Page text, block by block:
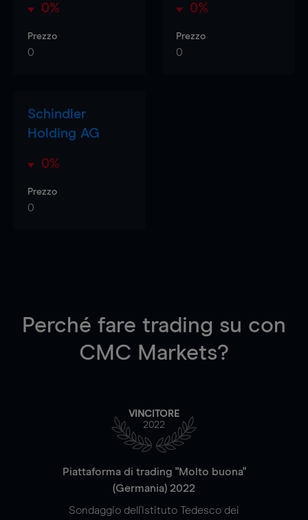
0%
Prezzo
0
0%
Prezzo
0
Schindler
Holding AG
0%
Prezzo
0
Perché fare trading su con
CMC Markets?
VINCITORE
2022
Piattaforma di trading "Molto buona"
(Germania) 2022
Sondaggio dell'Istituto Tedesco dei